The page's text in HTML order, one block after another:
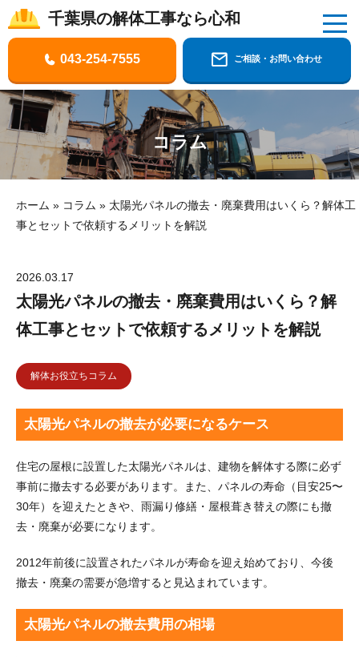
千葉県の解体工事なら心和
千葉県の解体工事なら株式会社心和
043-254-7555 ご相談・お問い合わせ
コラム
ホーム » コラム » 太陽光パネルの撤去・廃棄費用はいくら？解体工
事とセットで依頼するメリットを解説
2026.03.17
太陽光パネルの撤去・廃棄費用はいくら？解
体工事とセットで依頼するメリットを解説
解体お役立ちコラム
太陽光パネルの撤去が必要になるケース
住宅の屋根に設置した太陽光パネルは、建物を解体する際に必ず
事前に撤去する必要があります。また、パネルの寿命（目安25〜
30年）を迎えたときや、雨漏り修繕・屋根葺き替えの際にも撤
去・廃棄が必要になります。
2012年前後に設置されたパネルが寿命を迎え始めており、今後
撤去・廃棄の需要が急増すると見込まれています。
太陽光パネルの撤去費用の相場